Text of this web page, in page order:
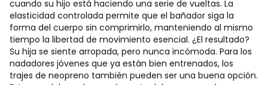
cuando su hijo está haciendo una serie de vueltas. La
elasticidad controlada permite que el bañador siga la
forma del cuerpo sin comprimirlo, manteniendo al mismo
tiempo la libertad de movimiento esencial. ¿El resultado?
Su hija se siente arropada, pero nunca incómoda. Para los
nadadores jóvenes que ya están bien entrenados, los
trajes de neopreno también pueden ser una buena opción.